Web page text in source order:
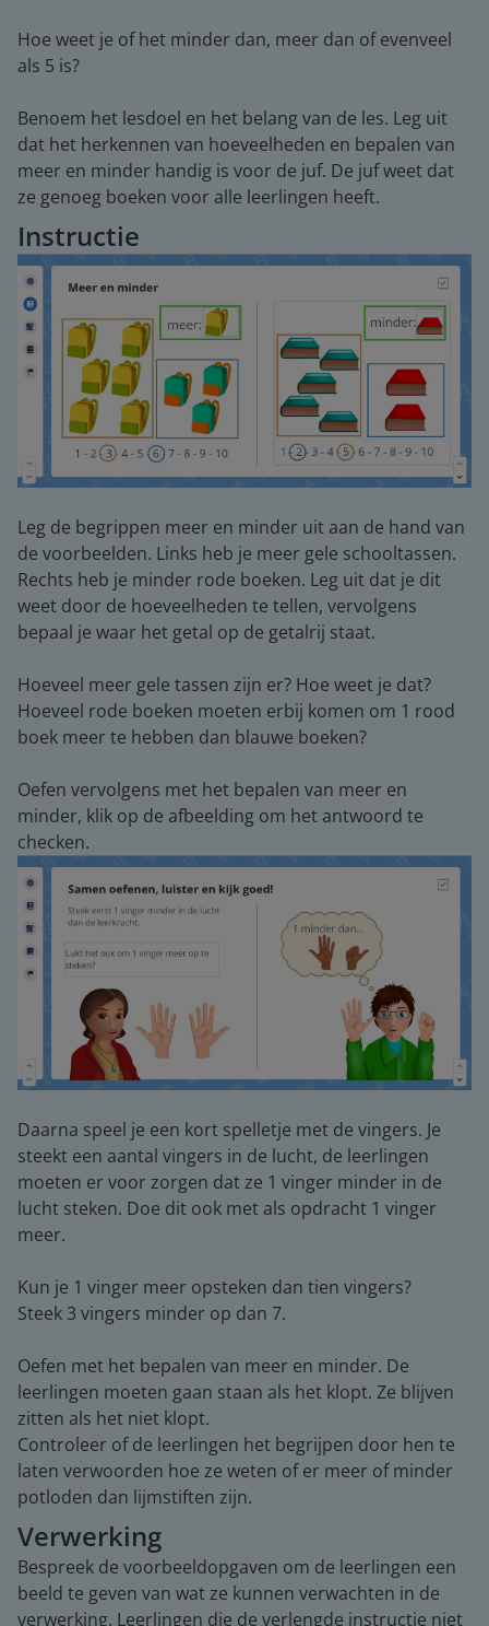
Hoe weet je of het minder dan, meer dan of evenveel
als 5 is?
Benoem het lesdoel en het belang van de les. Leg uit
dat het herkennen van hoeveelheden en bepalen van
meer en minder handig is voor de juf. De juf weet dat
ze genoeg boeken voor alle leerlingen heeft.
Instructie
Leg de begrippen meer en minder uit aan de hand van
de voorbeelden. Links heb je meer gele schooltassen.
Rechts heb je minder rode boeken. Leg uit dat je dit
weet door de hoeveelheden te tellen, vervolgens
bepaal je waar het getal op de getalrij staat.
Hoeveel meer gele tassen zijn er? Hoe weet je dat?
Hoeveel rode boeken moeten erbij komen om 1 rood
boek meer te hebben dan blauwe boeken?
Oefen vervolgens met het bepalen van meer en
minder, klik op de afbeelding om het antwoord te
checken.
Daarna speel je een kort spelletje met de vingers. Je
steekt een aantal vingers in de lucht, de leerlingen
moeten er voor zorgen dat ze 1 vinger minder in de
lucht steken. Doe dit ook met als opdracht 1 vinger
meer.
Kun je 1 vinger meer opsteken dan tien vingers?
Steek 3 vingers minder op dan 7.
Oefen met het bepalen van meer en minder. De
leerlingen moeten gaan staan als het klopt. Ze blijven
zitten als het niet klopt.
Controleer of de leerlingen het begrijpen door hen te
laten verwoorden hoe ze weten of er meer of minder
potloden dan lijmstiften zijn.
Verwerking
Bespreek de voorbeeldopgaven om de leerlingen een
beeld te geven van wat ze kunnen verwachten in de
verwerking. Leerlingen die de verlengde instructie niet